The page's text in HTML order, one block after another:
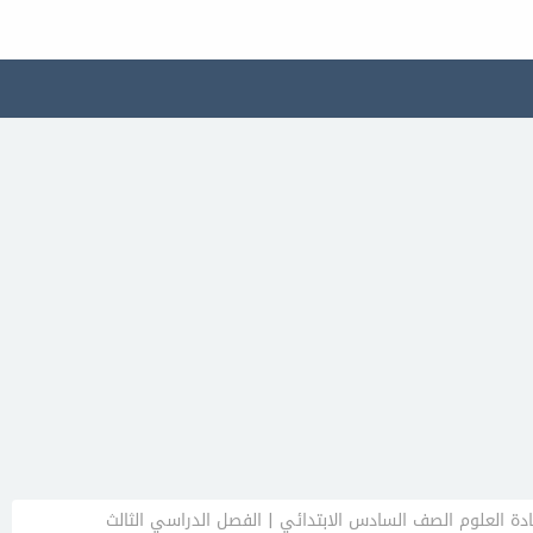
العلوم الصف السادس الابتدائي | الفصل الدراسي الثالث